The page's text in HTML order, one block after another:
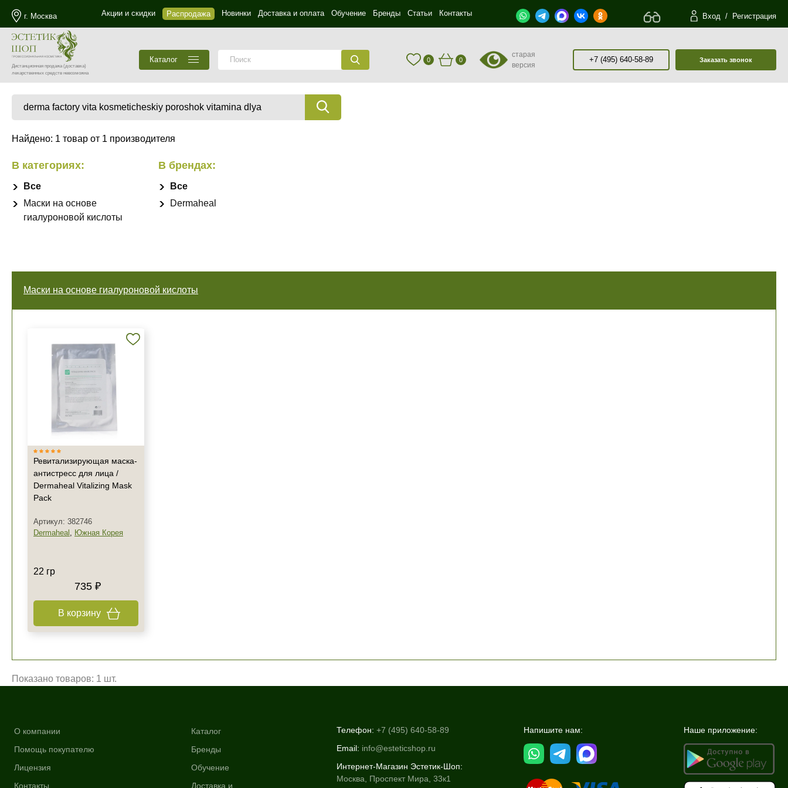
г. Москва Акции и скидки Распродажа Новинки Доставка и оплата Обучение Бренды Статьи Контакты Вход / Регистрация
Дистанционная продажа(доставка)
лекарственных средств невозможна
Каталог 0 0
старая
версия
+7 (495) 640-58-89 Заказать звонок
Найдено: 1 товар от 1 производителя
В категориях:
Все
Маски на основе
гиалуроновой кислоты
В брендах:
Все
Dermaheal
Маски на основе гиалуроновой кислоты
Ревитализирующая маска-
антистресс для лица /
Dermaheal Vitalizing Mask
Pack
Артикул: 382746
Dermaheal , Южная Корея
22 гр
735 ₽
В корзину
Показано товаров: 1 шт.
О компании
Помощь покупателю
Лицензия
Контакты
Каталог
Бренды
Обучение
Доставка и
Телефон: +7 (495) 640-58-89
Email: info@esteticshop.ru
Интернет-Магазин Эстетик-Шоп:
Москва, Проспект Мира, 33к1
Напишите нам: Наше приложение: